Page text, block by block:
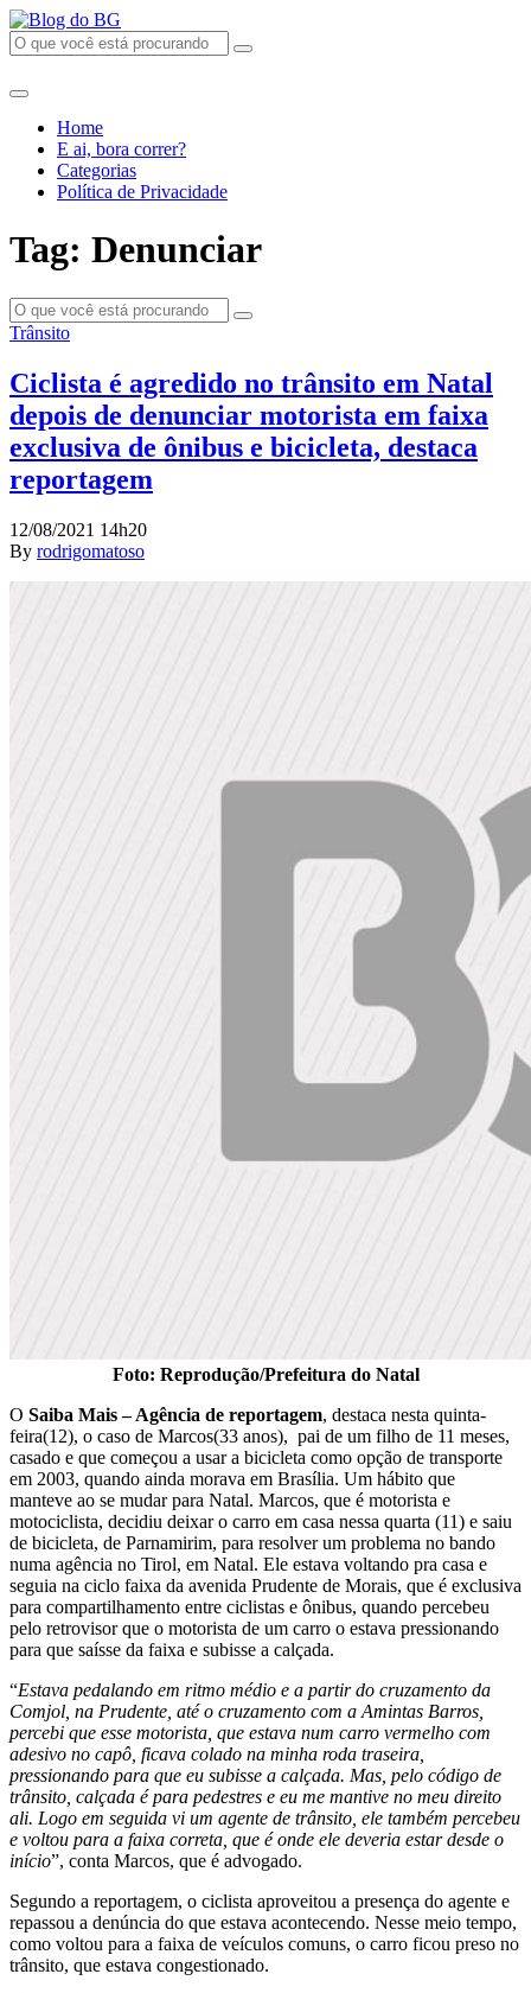
Home
E ai, bora correr?
Categorias
Política de Privacidade
Tag: Denunciar
Trânsito
Ciclista é agredido no trânsito em Natal
depois de denunciar motorista em faixa
exclusiva de ônibus e bicicleta, destaca
reportagem
12/08/2021 14h20
By rodrigomatoso
Foto: Reprodução/Prefeitura do Natal
O Saiba Mais – Agência de reportagem, destaca nesta quinta-
feira(12), o caso de Marcos(33 anos), pai de um filho de 11 meses,
casado e que começou a usar a bicicleta como opção de transporte
em 2003, quando ainda morava em Brasília. Um hábito que
manteve ao se mudar para Natal. Marcos, que é motorista e
motociclista, decidiu deixar o carro em casa nessa quarta (11) e saiu
de bicicleta, de Parnamirim, para resolver um problema no bando
numa agência no Tirol, em Natal. Ele estava voltando pra casa e
seguia na ciclo faixa da avenida Prudente de Morais, que é exclusiva
para compartilhamento entre ciclistas e ônibus, quando percebeu
pelo retrovisor que o motorista de um carro o estava pressionando
para que saísse da faixa e subisse a calçada.
“Estava pedalando em ritmo médio e a partir do cruzamento da
Comjol, na Prudente, até o cruzamento com a Amintas Barros,
percebi que esse motorista, que estava num carro vermelho com
adesivo no capô, ficava colado na minha roda traseira,
pressionando para que eu subisse a calçada. Mas, pelo código de
trânsito, calçada é para pedestres e eu me mantive no meu direito
ali. Logo em seguida vi um agente de trânsito, ele também percebeu
e voltou para a faixa correta, que é onde ele deveria estar desde o
início”, conta Marcos, que é advogado.
Segundo a reportagem, o ciclista aproveitou a presença do agente e
repassou a denúncia do que estava acontecendo. Nesse meio tempo,
como voltou para a faixa de veículos comuns, o carro ficou preso no
trânsito, que estava congestionado.